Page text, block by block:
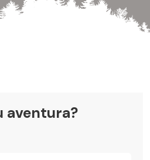
aventura?